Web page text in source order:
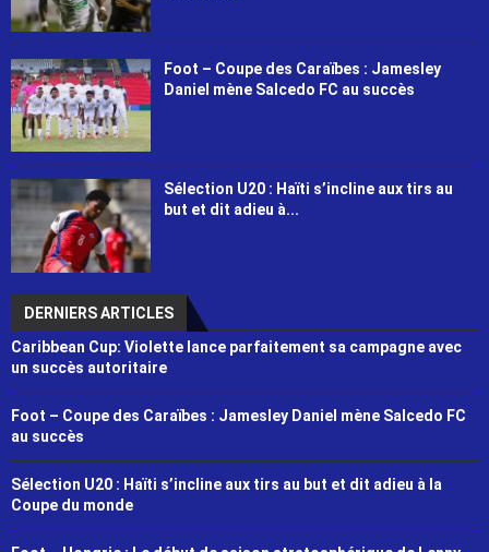
Foot – Coupe des Caraïbes : Jamesley
Daniel mène Salcedo FC au succès
Sélection U20 : Haïti s’incline aux tirs au
but et dit adieu à...
DERNIERS ARTICLES
Caribbean Cup: Violette lance parfaitement sa campagne avec
un succès autoritaire
Foot – Coupe des Caraïbes : Jamesley Daniel mène Salcedo FC
au succès
Sélection U20 : Haïti s’incline aux tirs au but et dit adieu à la
Coupe du monde